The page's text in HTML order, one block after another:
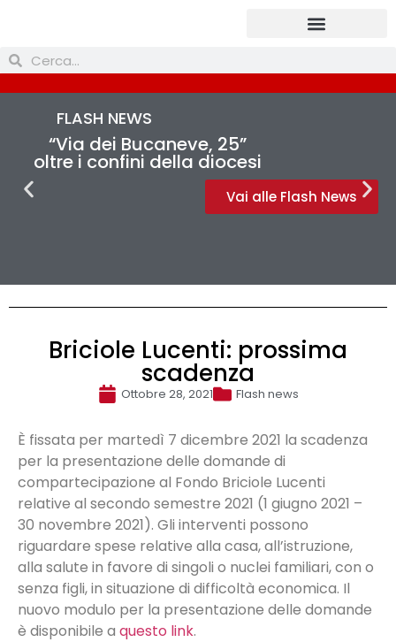
FLASH NEWS
“Via dei Bucaneve, 25”
oltre i confini della diocesi
Vai alle Flash News
Briciole Lucenti: prossima
scadenza
Ottobre 28, 2021 Flash news
È fissata per martedì 7 dicembre 2021 la scadenza
per la presentazione delle domande di
compartecipazione al Fondo Briciole Lucenti
relative al secondo semestre 2021 (1 giugno 2021 –
30 novembre 2021). Gli interventi possono
riguardare spese relative alla casa, all’istruzione,
alla salute in favore di singoli o nuclei familiari, con o
senza figli, in situazione di difficoltà economica. Il
nuovo modulo per la presentazione delle domande
è disponibile a questo link.